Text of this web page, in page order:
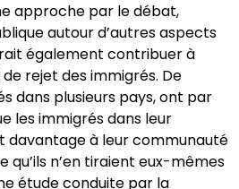
approche par le débat,
autour d’autres aspects
également contribuer à
rejet des immigrés. De
dans plusieurs pays, ont par
les immigrés dans leur
à leur communauté
qu’ils n’en tiraient eux-mêmes
étude conduite par la